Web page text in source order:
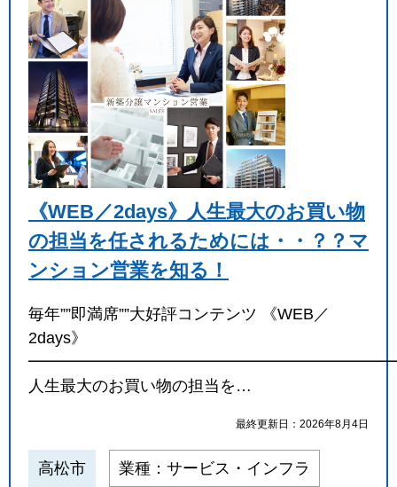
《WEB／2days》人生最大のお買い物
の担当を任されるためには・・？？マ
ンション営業を知る！
毎年””即満席””大好評コンテンツ 《WEB／
2days》
人生最大のお買い物の担当を…
最終更新日：2026年8月4日
高松市 業種：サービス・インフラ